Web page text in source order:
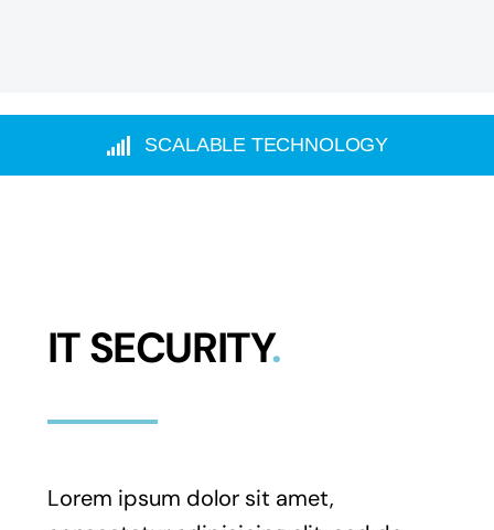
SCALABLE TECHNOLOGY
IT SECURITY.
Lorem ipsum dolor sit amet,